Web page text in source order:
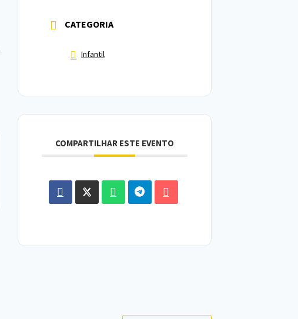
CATEGORIA
Infantil
COMPARTILHAR ESTE EVENTO